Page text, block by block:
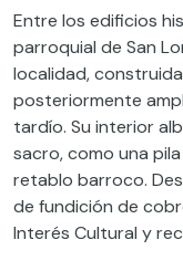
Entre los edificios
parroquial de San
localidad,
posteriormente
tardío. Su interior
sacro, como una
retablo barroco.
de fundición de
Interés Cultural y